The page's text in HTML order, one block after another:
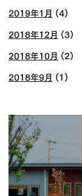
2019年1月 (4)
2018年12月 (3)
2018年10月 (2)
2018年9月 (1)